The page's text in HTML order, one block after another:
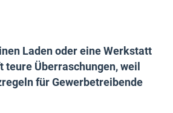
Laden oder eine Werkstatt
teure Überraschungen, weil
für Gewerbetreibende